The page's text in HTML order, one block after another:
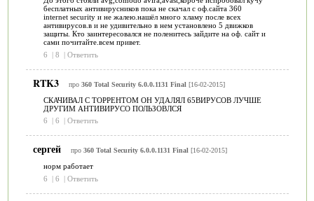
бесплатных антивирусников пока не скачал с оф.сайта 360
internet security и не жалею.нашёл много хламу после всех
антивирусов.в и не удивительно в нем установлено 5 движков
защиты. Кто заинтересовался не поленитесь зайдите на оф. сайт и
сами почитайте.всем привет.
6
| 8 | Ответить
RTK3 про 360 Total Security 6.0.0.1131 Final [16-02-2015]
СКАЧИВАЛ С ТОРРЕНТОМ ОН УДАЛЯЛ 65ВИРУСОВ ЛУЧШЕ
ДРУГИМ АНТИВИРУСО ПОЛЬЗОВЛСЯ
6
| 6 | Ответить
сергей про 360 Total Security 6.0.0.1131 Final [16-02-2015]
норм работает
6
| 6 | Ответить